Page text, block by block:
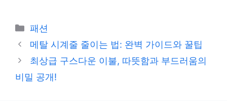
카
테
리
패션
메탈 시계줄 줄이는 법: 완벽 가이드와 꿀팁
최상급 구스다운 이불, 따뜻함과 부드러움의
비밀 공개!